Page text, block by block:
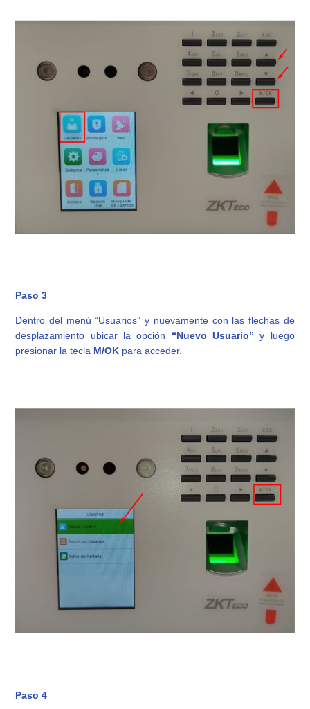
Paso 3
Dentro del menú “Usuarios” y nuevamente con las flechas de
desplazamiento ubicar la opción “Nuevo Usuario” y luego
presionar la tecla M/OK para acceder.
Paso 4